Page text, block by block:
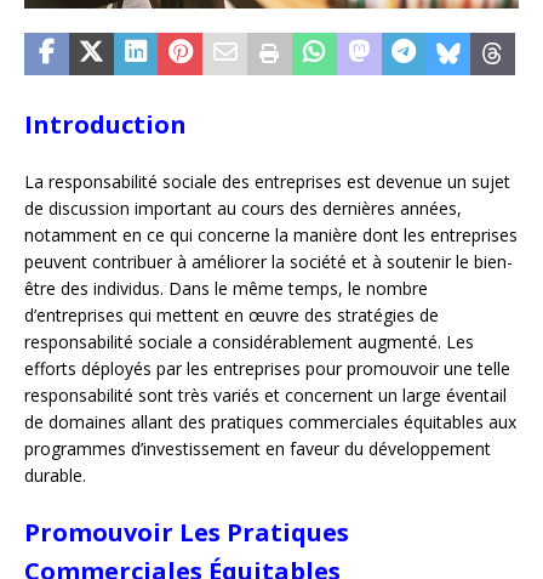
Introduction
La responsabilité sociale des entreprises est devenue un sujet
de discussion important au cours des dernières années,
notamment en ce qui concerne la manière dont les entreprises
peuvent contribuer à améliorer la société et à soutenir le bien-
être des individus. Dans le même temps, le nombre
d’entreprises qui mettent en œuvre des stratégies de
responsabilité sociale a considérablement augmenté. Les
efforts déployés par les entreprises pour promouvoir une telle
responsabilité sont très variés et concernent un large éventail
de domaines allant des pratiques commerciales équitables aux
programmes d’investissement en faveur du développement
durable.
Promouvoir Les Pratiques
Commerciales Équitables